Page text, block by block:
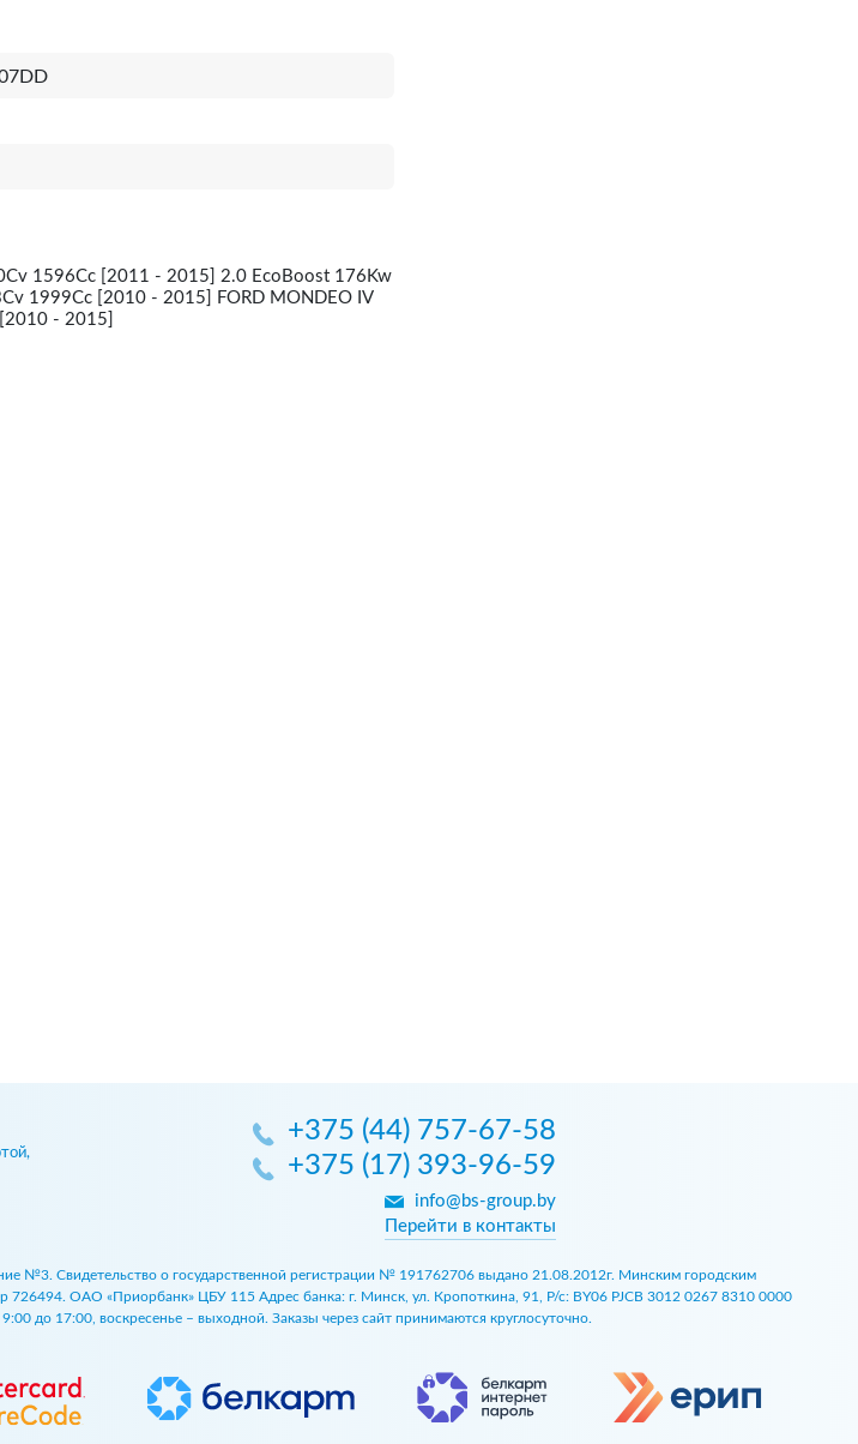
1596Cc [2011 - 2015] 2.0 EcoBoost 176Kw
1999Cc [2010 - 2015] FORD MONDEO IV
- 2015]
+375 (44) 757-67-58
+375 (17) 393-96-59
info@bs-group.by
Перейти в контакты
№3. Свидетельство о государственной регистрации № 191762706 выдано 21.08.2012г. Минским городским
ОАО «Приорбанк» ЦБУ 115 Адрес банка: г. Минск, ул. Кропоткина, 91, Р/с: BY06 PJCB 3012 0267 8310 0000
до 17:00, воскресенье – выходной. Заказы через сайт принимаются круглосуточно.